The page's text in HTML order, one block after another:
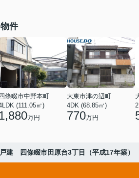
件
條畷市中野本町
(111.05㎡)
万円
大東市津の辺町
4DK (68.85㎡)
770万円
建 四條畷市田原台3丁目（平成17年築）